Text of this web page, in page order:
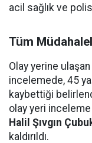
acil sağlık ve
Tüm
Olay yerine
incelemede, 45
kaybettiği
olay yeri inceleme
Halil Şıvgın
kaldırıldı.